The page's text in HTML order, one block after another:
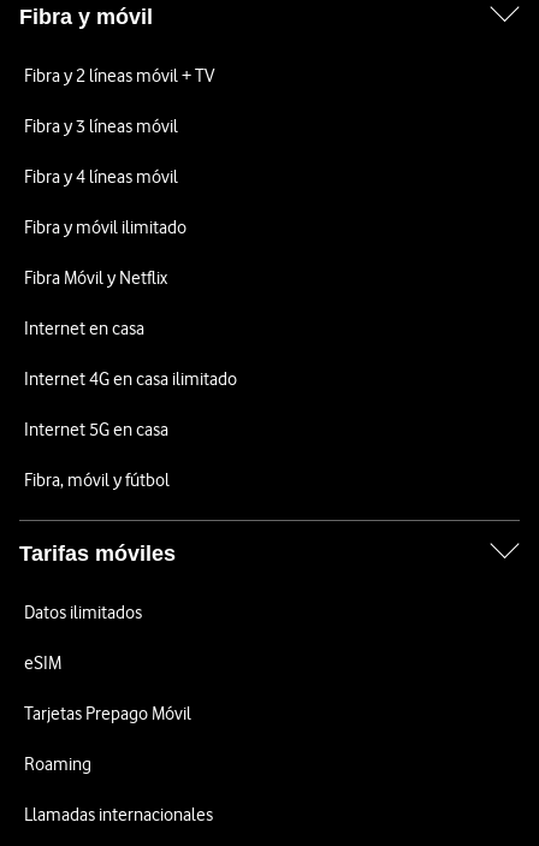
Fibra y móvil
Fibra y 2 líneas móvil + TV
Fibra y 3 líneas móvil
Fibra y 4 líneas móvil
Fibra y móvil ilimitado
Fibra Móvil y Netflix
Internet en casa
Internet 4G en casa ilimitado
Internet 5G en casa
Fibra, móvil y fútbol
Tarifas móviles
Datos ilimitados
eSIM
Tarjetas Prepago Móvil
Roaming
Llamadas internacionales